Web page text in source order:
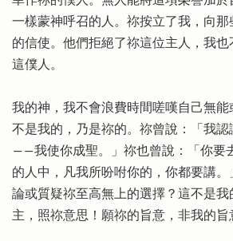
一樣蒙神呼召的人。祢按立了我，向
的信使。他們拒絕了祢這位主人，我
這僕人。
我的神，我不會浪費時間嗟嘆自己無
不是我的，乃是祢的。祢曾說：「我
――我使你成聖。」祢也曾說：「你要
的人中，凡我所吩咐你的，你都要講
論或質疑祢至高無上的選擇？這不是我
主，照祢意思！願祢的旨意，非我的旨